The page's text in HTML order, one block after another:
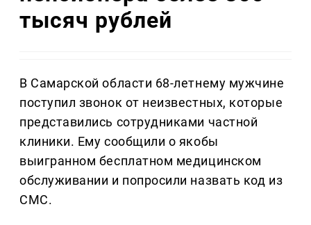
тысяч рублей
В Самарской области 68-летнему мужчине
поступил звонок от неизвестных, которые
представились сотрудниками частной
клиники. Ему сообщили о якобы
выигранном бесплатном медицинском
обслуживании и попросили назвать код из
СМС.